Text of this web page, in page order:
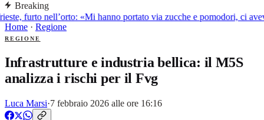
Breaking
furto nell’orto: «Mi hanno portato via zucche e pomodori, ci
Home · Regione
REGIONE
Infrastrutture e industria bellica: il M5S
analizza i rischi per il Fvg
Luca Marsi·7 febbraio 2026 alle ore 16:16